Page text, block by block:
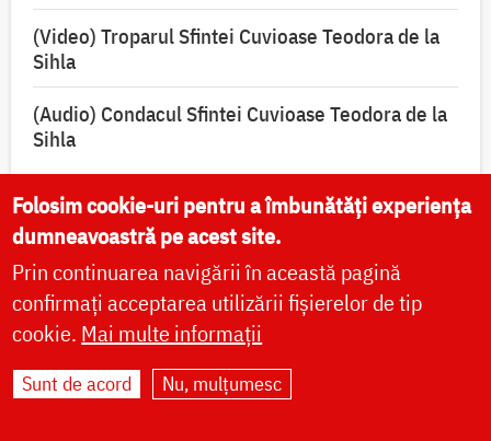
(Video) Troparul Sfintei Cuvioase Teodora de la
Sihla
(Audio) Condacul Sfintei Cuvioase Teodora de la
Sihla
Rugăciuni și acatiste
Acatistul pentru vindecarea de cancer, către
icoana Maicii Domnului „Pantanassa”
Acatist către Maica Domnului, pentru izbăvirea
Folosim cookie-uri pentru a îmbunătăți experiența
dumneavoastră pe acest site.
Prin continuarea navigării în această pagină
confirmați acceptarea utilizării fișierelor de tip
cookie. Mai multe informații
Sunt de acord Nu, mulțumesc